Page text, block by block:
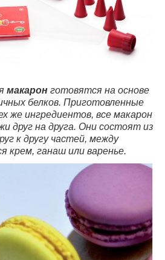
макарон готовятся на основе
белков. Приготовленные
же ингредиентов, все макарон
друг на друга. Они состоят из
к другу частей, между
крем, ганаш или варенье.